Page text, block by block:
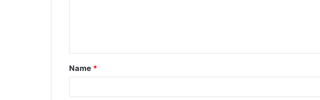
t
*
Name *